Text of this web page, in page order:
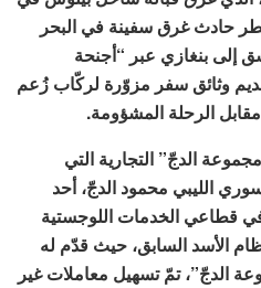
2023، في أخطر حادث غرق سفينة في البحر
إلى بنغازي عبر “أجنحة
وثائق سفر مزوّرة لركّاب زُعم
الدجّ” التجارية التي
الليبي محمود الدجّ، أحد
قطاعي الخدمات اللوجستية
الأسد السابق، حيث قدّم له
الدجّ”، تمّ تسهيل معاملات غير